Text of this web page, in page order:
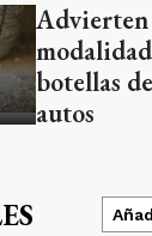
Advierten
botellas
autos